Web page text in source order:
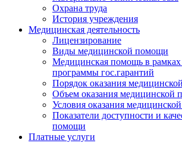
Охрана труда
История учреждения
Медицинская деятельность
Лицензирование
Виды медицинской помощи
Медицинская помощь в рамках
программы гос.гарантий
Порядок оказания
Объем оказания медицинской
Условия оказания
Показатели доступности и
помощи
Платные услуги